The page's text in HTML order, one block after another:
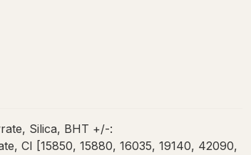
Silica, BHT +/-:
CI [15850, 15880, 16035, 19140, 42090,